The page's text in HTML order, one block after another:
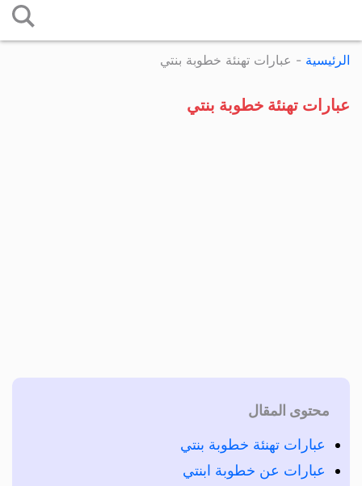
إلى
المحتوى
الرئيسية - عبارات تهنئة خطوبة بنتي
عبارات تهنئة خطوبة بنتي
محتوى المقال
عبارات تهنئة خطوبة بنتي
عبارات عن خطوبة ابنتي